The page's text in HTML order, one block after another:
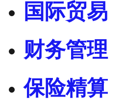
国际贸易
财务管理
保险精算